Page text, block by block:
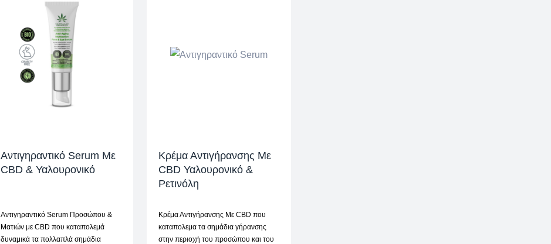
Αντιγηραντικό Serum Mε
CBD & Υαλουρονικό
Αντιγηραντικό Serum Προσώπου &
Ματιών με CBD που καταπολεμά
δυναμικά τα πολλαπλά σημάδια
Κρέμα Αντιγήρανσης Mε
CBD Υαλουρονικό &
Ρετινόλη
Κρέμα Αντιγήρανσης Mε CBD που
καταπολεμα τα σημάδια γήρανσης
στην περιοχή του προσώπου και του